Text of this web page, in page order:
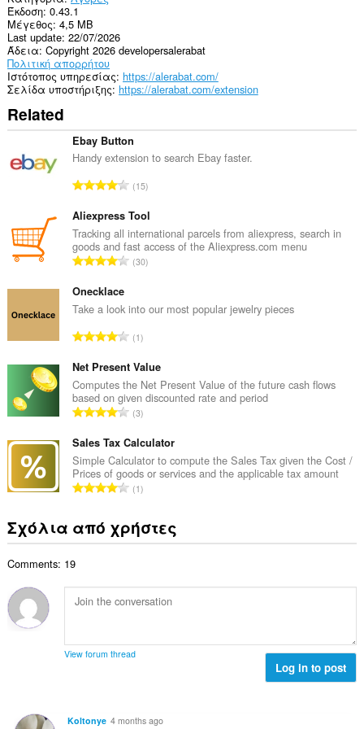
και
στη
δραστηριότητα
περιήγησής
σας.
Έκδοση 0.43.1
Μέγεθος 4,5 MB
Last update 22/07/2026
Άδεια Copyright 2026 developersalerabat
Πολιτική απορρήτου
Ιστότοπος υπηρεσίας https://alerabat.com/
Σελίδα υποστήριξης https://alerabat.com/extension
Related
Ebay Button
Handy extension to search Ebay faster.
Σ
ν
ο
λ
ο
θ
μ
ο
λ
ο
γ
ή
ε
ω
ν
:
15
Aliexpress Tool
Tracking all international parcels from aliexpress, search in
goods and fast access of the Aliexpress.com menu
Σ
ο
ο
α
θ
μ
ο
λ
ο
γ
ή
ε
ω
30
Onecklace
Take a look into our most popular jewelry pieces
Σ
ν
ο
λ
ο
α
θ
μ
ο
ο
γ
ε
:
1
Net Present Value
Computes the Net Present Value of the future cash flows
based on given discounted rate and period
Σ
ν
ο
λ
ο
α
θ
λ
ο
σ
:
3
Sales Tax Calculator
Simple Calculator to compute the Sales Tax given the Cost /
Prices of goods or services and the applicable tax amount
Σ
ο
β
α
ο
ή
1
Σχόλια από χρήστες
Comments: 19
View forum thread
Log in to post
Koltonye 4 months ago